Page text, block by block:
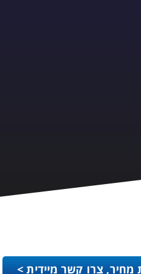
מחיר, צרו קשר מיידית >